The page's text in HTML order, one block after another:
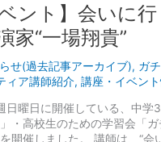
ント】会いに行
家“一場翔貴”
せ(過去記事アーカイブ), ガ
ィア講師紹介,講座・イベン
日曜日に開催している、中学
・高校生のための学習会「ガ
開催しました。 講師は、“会